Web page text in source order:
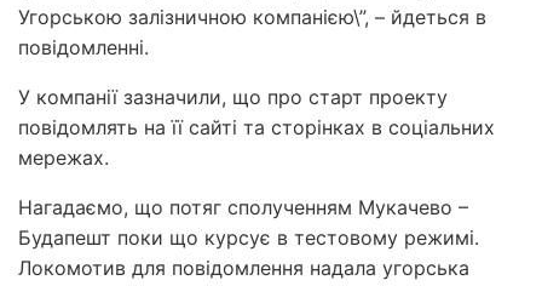
Угорською залізничною компанією\”, – йдеться в
повідомленні.
У компанії зазначили, що про старт проекту
повідомлять на її сайті та сторінках в соціальних
мережах.
Нагадаємо, що потяг сполученням Мукачево –
Будапешт поки що курсує в тестовому режимі.
Локомотив для повідомлення надала угорська